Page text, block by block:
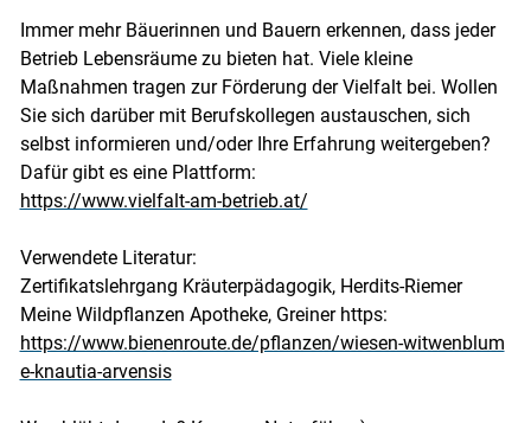
Immer mehr Bäuerinnen und Bauern erkennen, dass jeder
Betrieb Lebensräume zu bieten hat. Viele kleine
Maßnahmen tragen zur Förderung der Vielfalt bei. Wollen
Sie sich darüber mit Berufskollegen austauschen, sich
selbst informieren und/oder Ihre Erfahrung weitergeben?
Dafür gibt es eine Plattform:
https://www.vielfalt-am-betrieb.at/
Verwendete Literatur:
Zertifikatslehrgang Kräuterpädagogik, Herdits-Riemer
Meine Wildpflanzen Apotheke, Greiner https:
https://www.bienenroute.de/pflanzen/wiesen-witwenblum
e-knautia-arvensis